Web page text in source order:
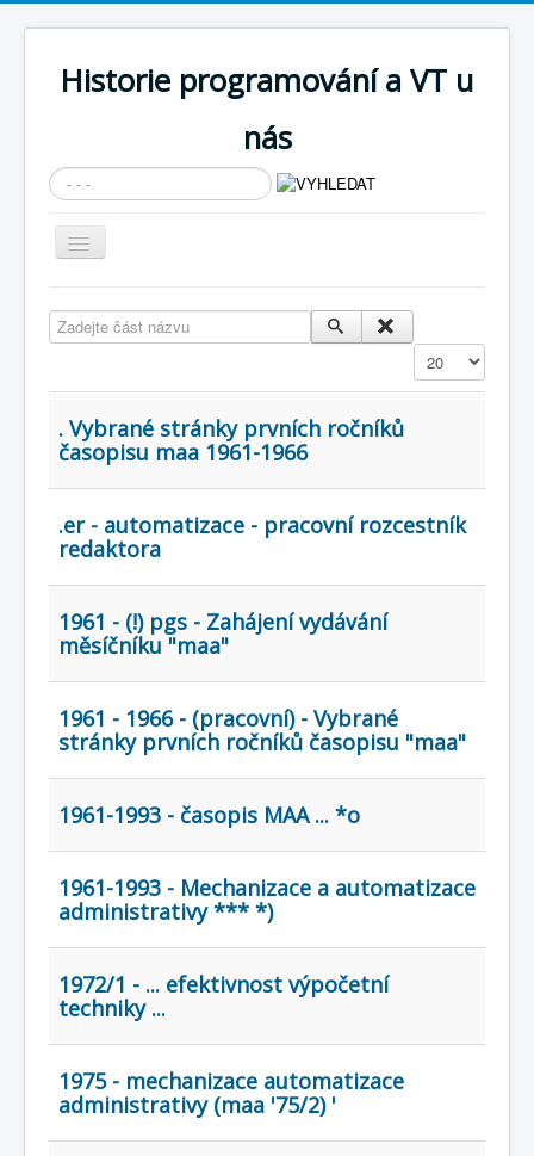
Historie programování a VT u
nás
Vyhledávání...
Přepnout
navigaci
Cíle expozice
Současnost SW a IT
KNIHOVNA
COBOL
O nás
Úvod Mapa stránek (štítky)
Zadejte část názvu
Zobrazit
. Vybrané stránky prvních ročníků
časopisu maa 1961-1966
.er - automatizace - pracovní rozcestník
redaktora
1961 - (!) pgs - Zahájení vydávání
měsíčníku "maa"
1961 - 1966 - (pracovní) - Vybrané
stránky prvních ročníků časopisu "maa"
1961-1993 - časopis MAA ... *o
1961-1993 - Mechanizace a automatizace
administrativy *** *)
1972/1 - ... efektivnost výpočetní
techniky ...
1975 - mechanizace automatizace
administrativy (maa '75/2) '